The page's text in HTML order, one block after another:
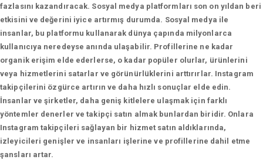
fazlasını kazandıracak. Sosyal medya platformları son on yıldan beri
etkisini ve değerini iyice artırmış durumda. Sosyal medya ile
insanlar, bu platformu kullanarak dünya çapında milyonlarca
kullanıcıya neredeyse anında ulaşabilir. Profillerine ne kadar
organik erişim elde ederlerse, o kadar popüler olurlar, ürünlerini
veya hizmetlerini satarlar ve görünürlüklerini arttırırlar. Instagram
takipçilerini özgürce artırın ve daha hızlı sonuçlar elde edin.
İnsanlar ve şirketler, daha geniş kitlelere ulaşmak için farklı
yöntemler denerler ve takipçi satın almak bunlardan biridir. Onlara
Instagram takipçileri sağlayan bir hizmet satın aldıklarında,
izleyicileri genişler ve insanları işlerine ve profillerine dahil etme
şansları artar.